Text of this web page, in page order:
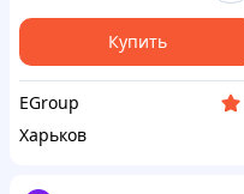
Купить
EGroup
Харьков